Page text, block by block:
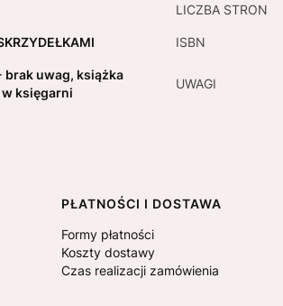
LICZBA STRON
ISBN
brak uwag, książka
w księgarni
UWAGI
PŁATNOŚCI I DOSTAWA
Formy płatności
Koszty dostawy
Czas realizacji zamówienia